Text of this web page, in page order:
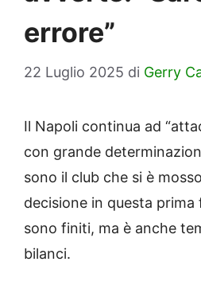
errore”
22 Luglio 2025 di Gerry
Il Napoli continua ad
con grande
sono il club che si è
decisione in questa prima
sono finiti, ma è anche
bilanci.